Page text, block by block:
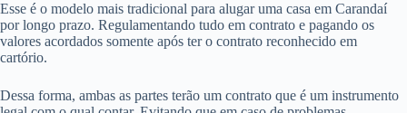
Esse é o modelo mais tradicional para alugar uma casa em Carandaí
por longo prazo. Regulamentando tudo em contrato e pagando os
valores acordados somente após ter o contrato reconhecido em
cartório.
Dessa forma, ambas as partes terão um contrato que é um instrumento